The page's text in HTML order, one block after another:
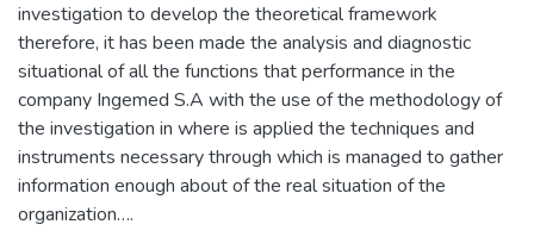
investigation to develop the theoretical framework
therefore, it has been made the analysis and diagnostic
situational of all the functions that performance in the
company Ingemed S.A with the use of the methodology of
the investigation in where is applied the techniques and
instruments necessary through which is managed to gather
information enough about of the real situation of the
organization….